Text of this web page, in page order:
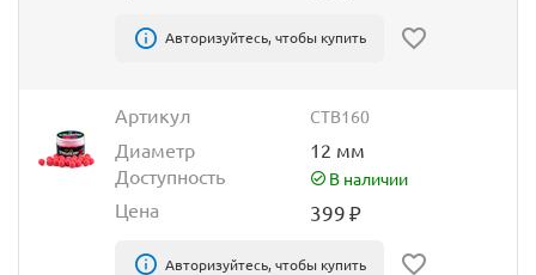
Авторизуйтесь, чтобы купить
Артикул CTB160
Диаметр
12 мм
Доступность
В наличии
Цена 399₽
Авторизуйтесь, чтобы купить